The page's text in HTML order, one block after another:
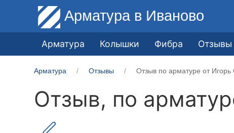
Арматура в Иваново
Арматура Колышки Фибра Отзывы
Арматура Отзывы Отзыв по арматуре от Игорь
Отзыв, по